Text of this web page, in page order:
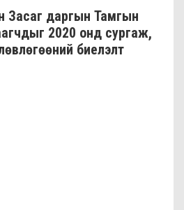
Засаг даргын Тамгын
2020 онд сургаж,
биелэлт